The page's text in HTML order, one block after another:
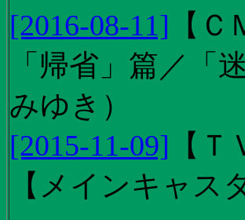
[2016-08-11] 【 Ｃ
「帰省」篇／「
みゆき）
[2015-11-09] 【 Ｔ
【メインキャ